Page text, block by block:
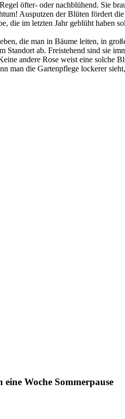
öfter- oder nachblühend. Sie
Ausputzen der Blüten fördert
die im letzten Jahr geblüht haben
die man in Bäume leiten, in
Standort ab. Freistehend sind sie
andere Rose weist eine
man die Gartenpflege lockerer
Woche Sommerpause